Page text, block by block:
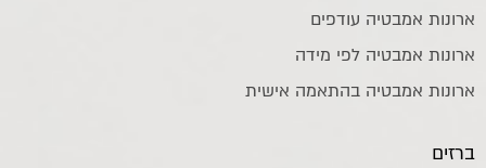
ארונות אמבטיה עודפים
ארונות אמבטיה לפי מידה
ארונות אמבטיה בהתאמה אישית
ברזים